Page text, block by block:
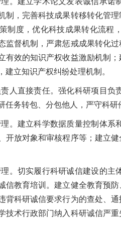
制，完善科技成果转移转化管
制度，优化科技成果转化流程
监督机制，严肃惩戒成果转化
有效的知识产权收益激励机制
建立知识产权纠纷处理机制。
直接责任。强化科研项目负
任务转包、分包他人，严守科
建立科学数据质量控制体系
开放对象和审核程序等；建立
切实履行科研诚信建设的主
信教育培训。建立健全教育预
背科研诚信要求行为的查处、
技术行政部门纳入科研诚信严